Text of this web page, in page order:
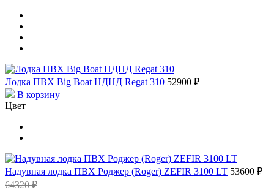
Лодка ПВХ Big Boat НДНД Regat 310 52900 ₽
В корзину
Цвет
Надувная лодка ПВХ Роджер (Roger) ZEFIR 3100 LT 53600 ₽
64320 ₽